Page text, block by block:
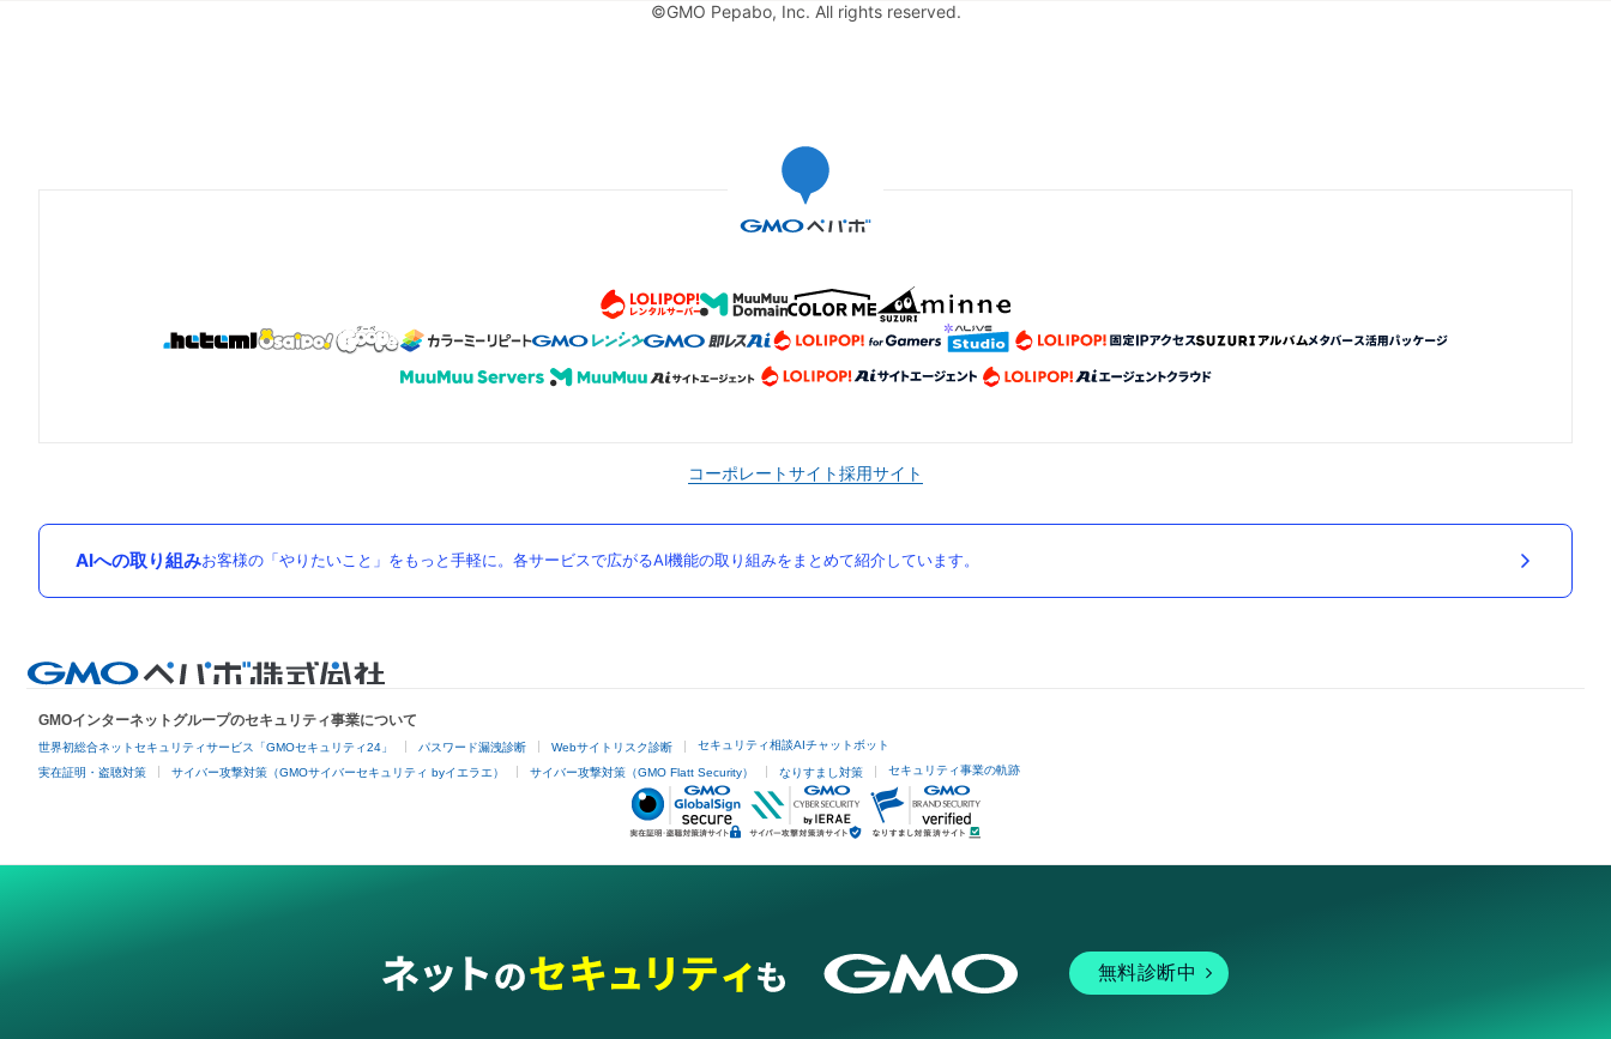
©GMO Pepabo, Inc. All rights reserved.
コーポレートサイト採用サイト
AIへの取り組みお客様の「やりたいこと」をもっと手軽に。各サービスで広がるAI機能の取り組みをまとめて紹介しています。
GMOインターネットグループのセキュリティ事業について
世界初総合ネットセキュリティサービス「GMOセキュリティ24」 パスワード漏洩診断 Webサイトリスク診断 セキュリティ相談AIチャットボット
実在証明・盗聴対策 サイバー攻撃対策（GMOサイバーセキュリティ byイエラエ） サイバー攻撃対策（GMO Flatt Security） なりすまし対策 セキュリティ事業の軌跡
無料診断中